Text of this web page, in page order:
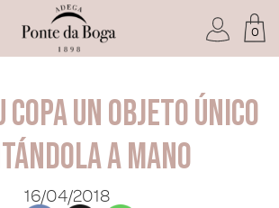
0
copa un objeto único
a mano
16/04/2018